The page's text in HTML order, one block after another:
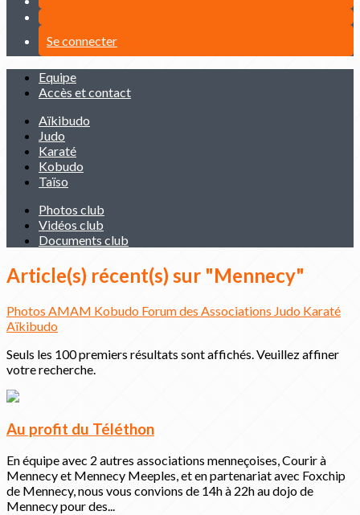
Se connecter
Equipe
Accès et contact
Aïkibudo
Judo
Karaté
Kobudo
Taïso
Photos club
Vidéos club
Documents club
Article(s) récent(s) sur "Mennecy"
Photos AMAM Kobudo Forum des Associations Judo Karaté
Aïkibudo
Seuls les 100 premiers résultats sont affichés. Veuillez affiner
votre recherche.
Au profit du Téléthon
En équipe avec 2 autres associations menneçoises, Courir à
Mennecy et Mennecy Meeples, et en partenariat avec Foxchip
de Mennecy, nous vous convions de 14h à 22h au dojo de
Mennecy pour des...